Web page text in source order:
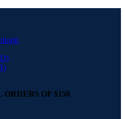
OF $150